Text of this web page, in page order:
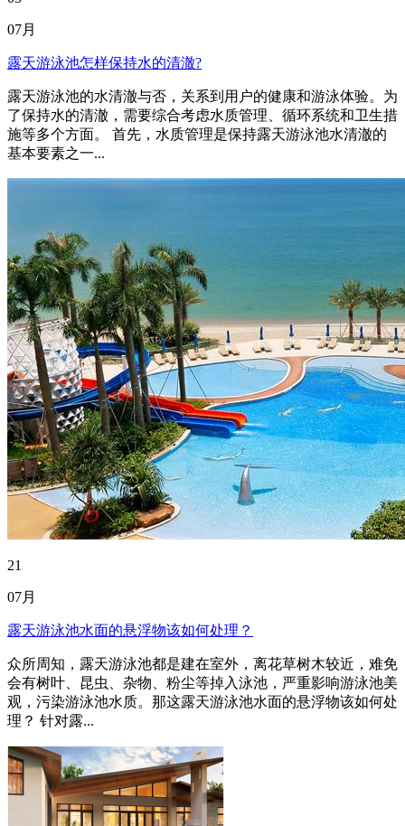
07月
露天游泳池怎样保持水的清澈?
露天游泳池的水清澈与否，关系到用户的健康和游泳体验。为
了保持水的清澈，需要综合考虑水质管理、循环系统和卫生措
施等多个方面。 首先，水质管理是保持露天游泳池水清澈的
基本要素之一...
21
07月
露天游泳池水面的悬浮物该如何处理？
众所周知，露天游泳池都是建在室外，离花草树木较近，难免
会有树叶、昆虫、杂物、粉尘等掉入泳池，严重影响游泳池美
观，污染游泳池水质。那这露天游泳池水面的悬浮物该如何处
理？ 针对露...